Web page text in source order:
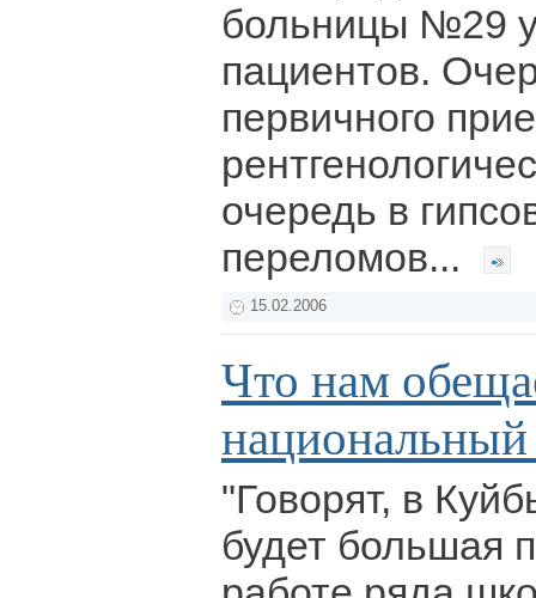
больницы №29
пациентов.
первичного
очередь в
переломов...
15.02.2006
Что нам
национальный
"Говорят, в
будет большая